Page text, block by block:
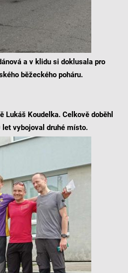
a v klidu si doklusala pro
běžeckého poháru.
Lukáš Koudelka. Celkově doběhl
vybojoval druhé místo.